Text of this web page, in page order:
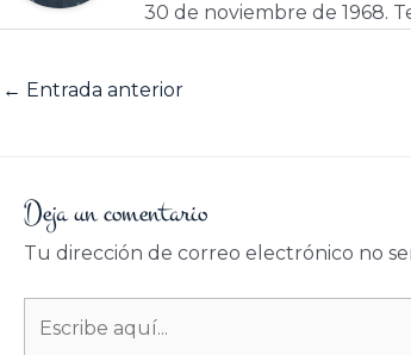
30 de noviembre de 1968.
← Entrada anterior
Deja un comentario
Tu dirección de correo electrónico no
aquí...